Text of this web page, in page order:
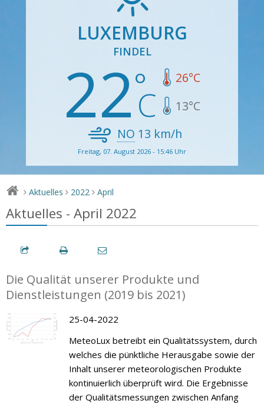
LUXEMBURG
FINDEL
22 26°C
13°C
NO 13 km/h
Freitag, 07. August 2026 - 15:46 Uhr
> Aktuelles > 2022 > April
Aktuelles - April 2022
Die Qualität unserer Produkte und
Dienstleistungen (2019 bis 2021)
25-04-2022
MeteoLux betreibt ein Qualitätssystem, durch
welches die pünktliche Herausgabe sowie der
Inhalt unserer meteorologischen Produkte
kontinuierlich überprüft wird. Die Ergebnisse
der Qualitätsmessungen zwischen Anfang